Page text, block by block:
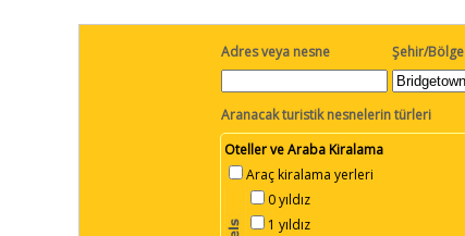
Adres veya nesne Şehir/Bölge
Aranacak turistik nesnelerin türleri
Oteller ve Araba Kiralama
Araç kiralama yerleri
0 yıldız
1 yıldız